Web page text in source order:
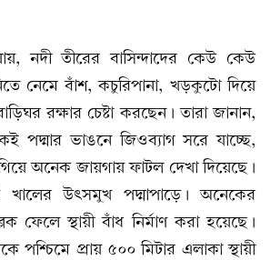
নদী তীরের বাসিন্দাদের কেউ কেউ
নেমে বাঁশ, কচুরিপানা, খড়কুটো দিয়ে
রক্ষার চেষ্টা করছেন। তারা জানান,
পদ্মার ভাঙনে জিওব্যাগ সরে যাচ্ছে,
অনেক জায়গায় ফাটল দেখা দিয়েছে।
খালের উৎসমুখ পদ্মাপাড়ে। অনেকের
ফেলে স্থায়ী বাঁধ নির্মাণ করা হয়েছে।
পশ্চিমে প্রায় ৫০০ মিটার এলাকা স্থায়ী